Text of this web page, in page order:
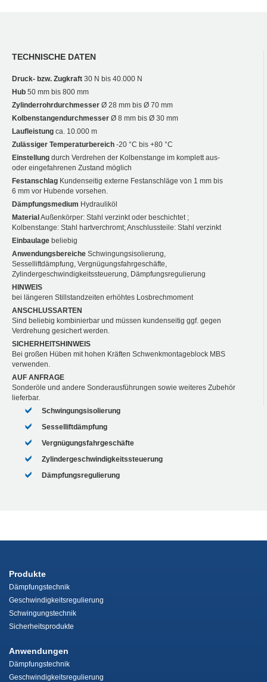
TECHNISCHE DATEN
Druck- bzw. Zugkraft 30 N bis 40.000 N
Hub 50 mm bis 800 mm
Zylinderrohrdurchmesser Ø 28 mm bis Ø 70 mm
Kolbenstangendurchmesser Ø 8 mm bis Ø 30 mm
Laufleistung ca. 10.000 m
Zulässiger Temperaturbereich -20 °C bis +80 °C
Einstellung durch Verdrehen der Kolbenstange im komplett aus-
oder eingefahrenen Zustand möglich
Festanschlag Kundenseitig externe Festanschläge von 1 mm bis
6 mm vor Hubende vorsehen.
Dämpfungsmedium Hydrauliköl
MaterialAußenkörper: Stahl verzinkt oder beschichtet ;
Kolbenstange: Stahl hartverchromt; Anschlussteile: Stahl verzinkt
Einbaulage beliebig
Anwendungsbereiche Schwingungsisolierung,
Sesselliftdämpfung, Vergnügungsfahrgeschäfte,
Zylindergeschwindigkeitssteuerung, Dämpfungsregulierung
HINWEIS
bei längeren Stillstandzeiten erhöhtes Losbrechmoment
ANSCHLUSSARTEN
Sind beliebig kombinierbar und müssen kundenseitig ggf. gegen
Verdrehung gesichert werden.
SICHERHEITSHINWEIS
Bei großen Hüben mit hohen Kräften Schwenkmontageblock MBS
verwenden.
AUF ANFRAGE
Sonderöle und andere Sonderausführungen sowie weiteres Zubehör
lieferbar.
Schwingungsisolierung
Sesselliftdämpfung
Vergnügungsfahrgeschäfte
Zylindergeschwindigkeitssteuerung
Dämpfungsregulierung
Produkte
Dämpfungstechnik
Geschwindigkeitsregulierung
Schwingungstechnik
Sicherheitsprodukte
Anwendungen
Dämpfungstechnik
Geschwindigkeitsregulierung